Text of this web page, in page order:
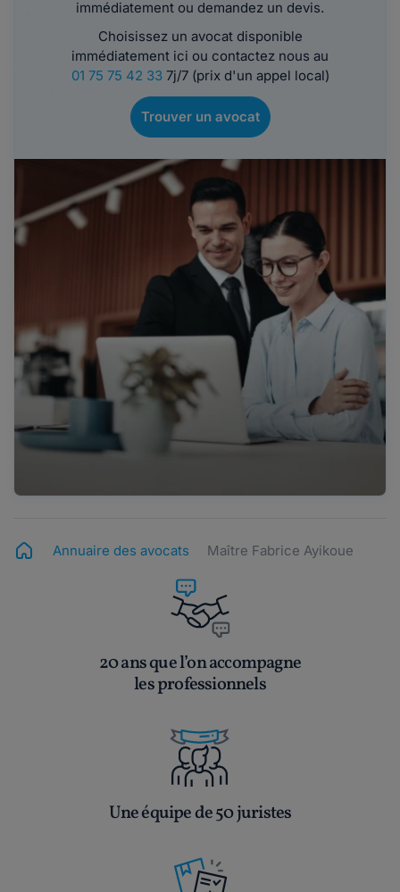
immédiatement ou demandez un devis.
Choisissez un avocat disponible
immédiatement ici ou contactez nous au
01 75 75 42 337j/7 (prix d'un appel local)
Trouver un avocat
Annuaire des avocats Maître Fabrice Ayikoue
20 ans que l’on accompagne
les professionnels
Une équipe de 50 juristes